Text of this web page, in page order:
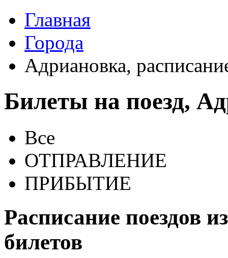
Главная
Города
Адриановка,
Билеты на поезд,
Все
ОТПРАВЛЕНИЕ
ПРИБЫТИЕ
Расписание поездов
билетов